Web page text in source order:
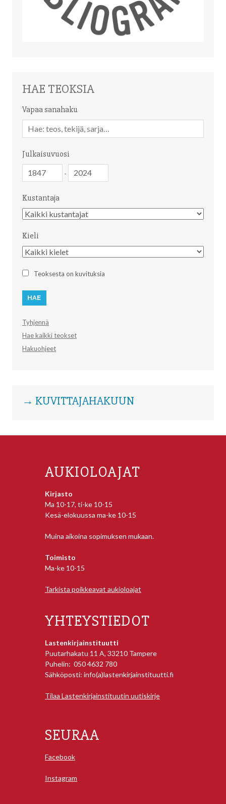
HAE TEOKSIA
Vapaa sanahaku
sanahaku
Julkaisuvuosi
-
Kustantaja
Kustantaja
Kieli
Kieli
Teoksesta on kuvituksia
Tyhjennä
Hae kaikki teokset
Hakuohjeet
→ KUVITTAJAHAKUUN
AUKIOLOAJAT
Kirjasto
Ma 10-17, ti-ke 10-15
Kesä-elokuussa ma-ke 10-15
Muina aikoina sopimuksen mukaan.
Toimisto
Ma-ke 10-15
Tarkista poikkeavat aukioloajat
YHTEYSTIEDOT
Lastenkirjainstituutti
Puutarhakatu 11 A, 33210 Tampere
Puhelin: 050 4632 780
Sähköposti: info(a)lastenkirjainstituutti.fi
Tilaa Lastenkirjainstituutin uutiskirje
SEURAA
Facebook
Instagram